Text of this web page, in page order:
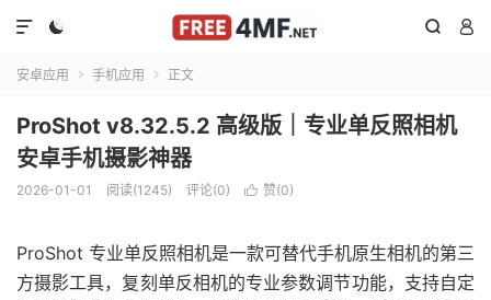
  

安卓应用  手机应用  正文
ProShot v8.32.5.2 高级版｜专业单反照相机
安卓手机摄影神器
2026-01-01 阅读(1245) 评论(0)  赞(0)
ProShot 专业单反照相机是一款可替代手机原生相机的第三
方摄影工具，复刻单反相机的专业参数调节功能，支持自定